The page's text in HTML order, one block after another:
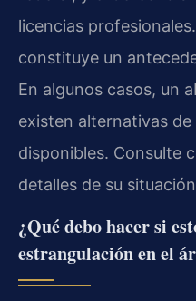
licencias
constituye un
En algunos casos, un
existen alternativas
disponibles. Consulte
detalles de su
¿Qué debo hacer si
estrangulación en el